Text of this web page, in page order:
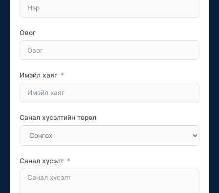
Овог
Имэйл хаяг
Санал хүсэлтийн төрөл
Санал хүсэлт